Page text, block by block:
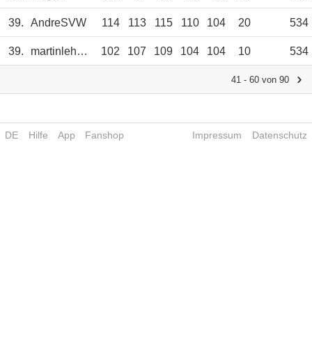
39. AndreSVW 114 113 115 110 104 20 534
39. martinlehmann3 102 107 109 104 104 10 534
41 - 60 von 90
DE Hilfe App Fanshop Impressum Datenschutz